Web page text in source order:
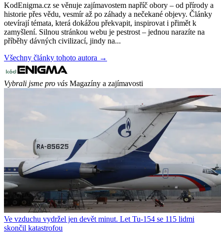
KodEnigma.cz se věnuje zajímavostem napříč obory – od přírody a
historie přes vědu, vesmír až po záhady a nečekané objevy. Články
otevírají témata, která dokážou překvapit, inspirovat i přimět k
zamyšlení. Silnou stránkou webu je pestrost – jednou narazíte na
příběhy dávných civilizací, jindy na...
Všechny články tohoto autora →
Vybrali jsme pro vás Magazíny a zajímavosti
Ve vzduchu vydržel jen devět minut. Let Tu-154 se 115 lidmi
skončil katastrofou